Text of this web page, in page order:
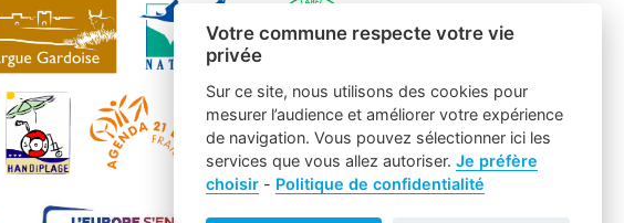
Votre commune respecte votre vie
privée
Sur ce site, nous utilisons des cookies pour
mesurer l’audience et améliorer votre expérience
de navigation. Vous pouvez sélectionner ici les
services que vous allez autoriser. Je préfère
choisir- Politique de confidentialité